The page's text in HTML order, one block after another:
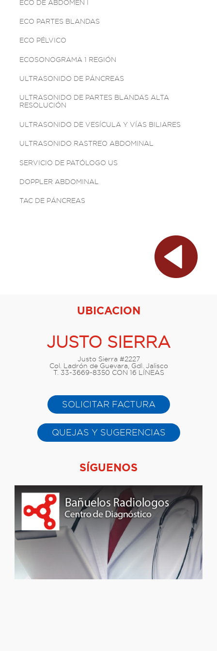
ECO DE ABDOMEN I
ECO PARTES BLANDAS
ECO PÉLVICO
ECOSONOGRAMA 1 REGIÓN
ULTRASONIDO DE PÁNCREAS
ULTRASONIDO DE PARTES BLANDAS ALTA
RESOLUCIÓN
ULTRASONIDO DE VESÍCULA Y VÍAS BILIARES
ULTRASONIDO RASTREO ABDOMINAL
SERVICIO DE PATÓLOGO US
DOPPLER ABDOMINAL
TAC DE PÁNCREAS
UBICACION
JUSTO SIERRA
Justo Sierra #2227
Col. Ladrón de Guevara, Gdl. Jalisco
T. 33-3669-8350 CON 16 LÍNEAS
SOLICITAR FACTURA
QUEJAS Y SUGERENCIAS
SÍGUENOS